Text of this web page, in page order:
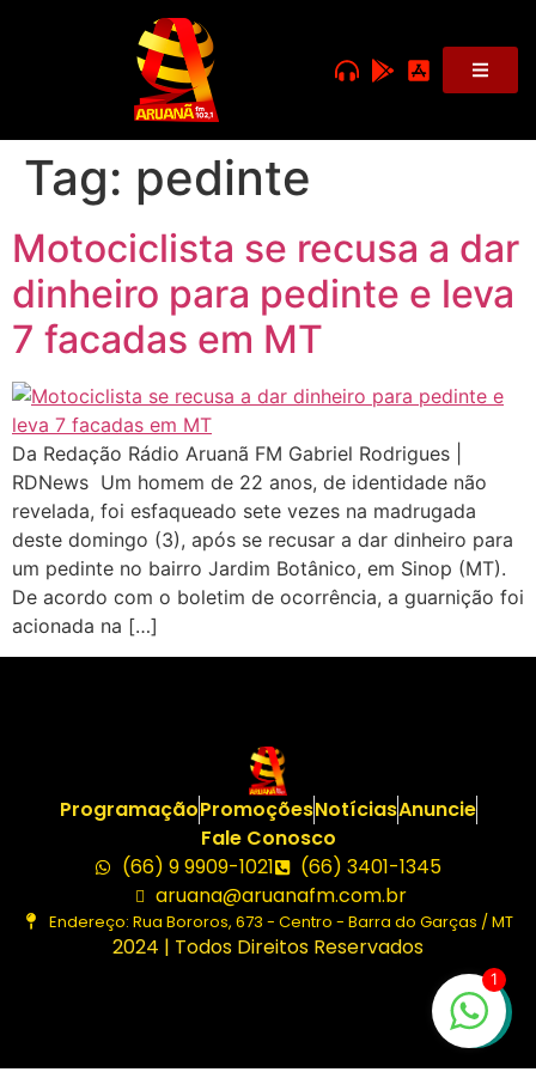
Tag: pedinte
Motociclista se recusa a dar
dinheiro para pedinte e leva
7 facadas em MT
Da Redação Rádio Aruanã FM Gabriel Rodrigues |
RDNews Um homem de 22 anos, de identidade não
revelada, foi esfaqueado sete vezes na madrugada
deste domingo (3), após se recusar a dar dinheiro para
um pedinte no bairro Jardim Botânico, em Sinop (MT).
De acordo com o boletim de ocorrência, a guarnição foi
acionada na […]
ProgramaçãoPromoçõesNotíciasAnuncie
Fale Conosco
(66) 9 9909-1021
(66) 3401-1345
aruana@aruanafm.com.br
Endereço: Rua Bororos, 673 - Centro - Barra do Garças / MT
2024 | Todos Direitos Reservados
1